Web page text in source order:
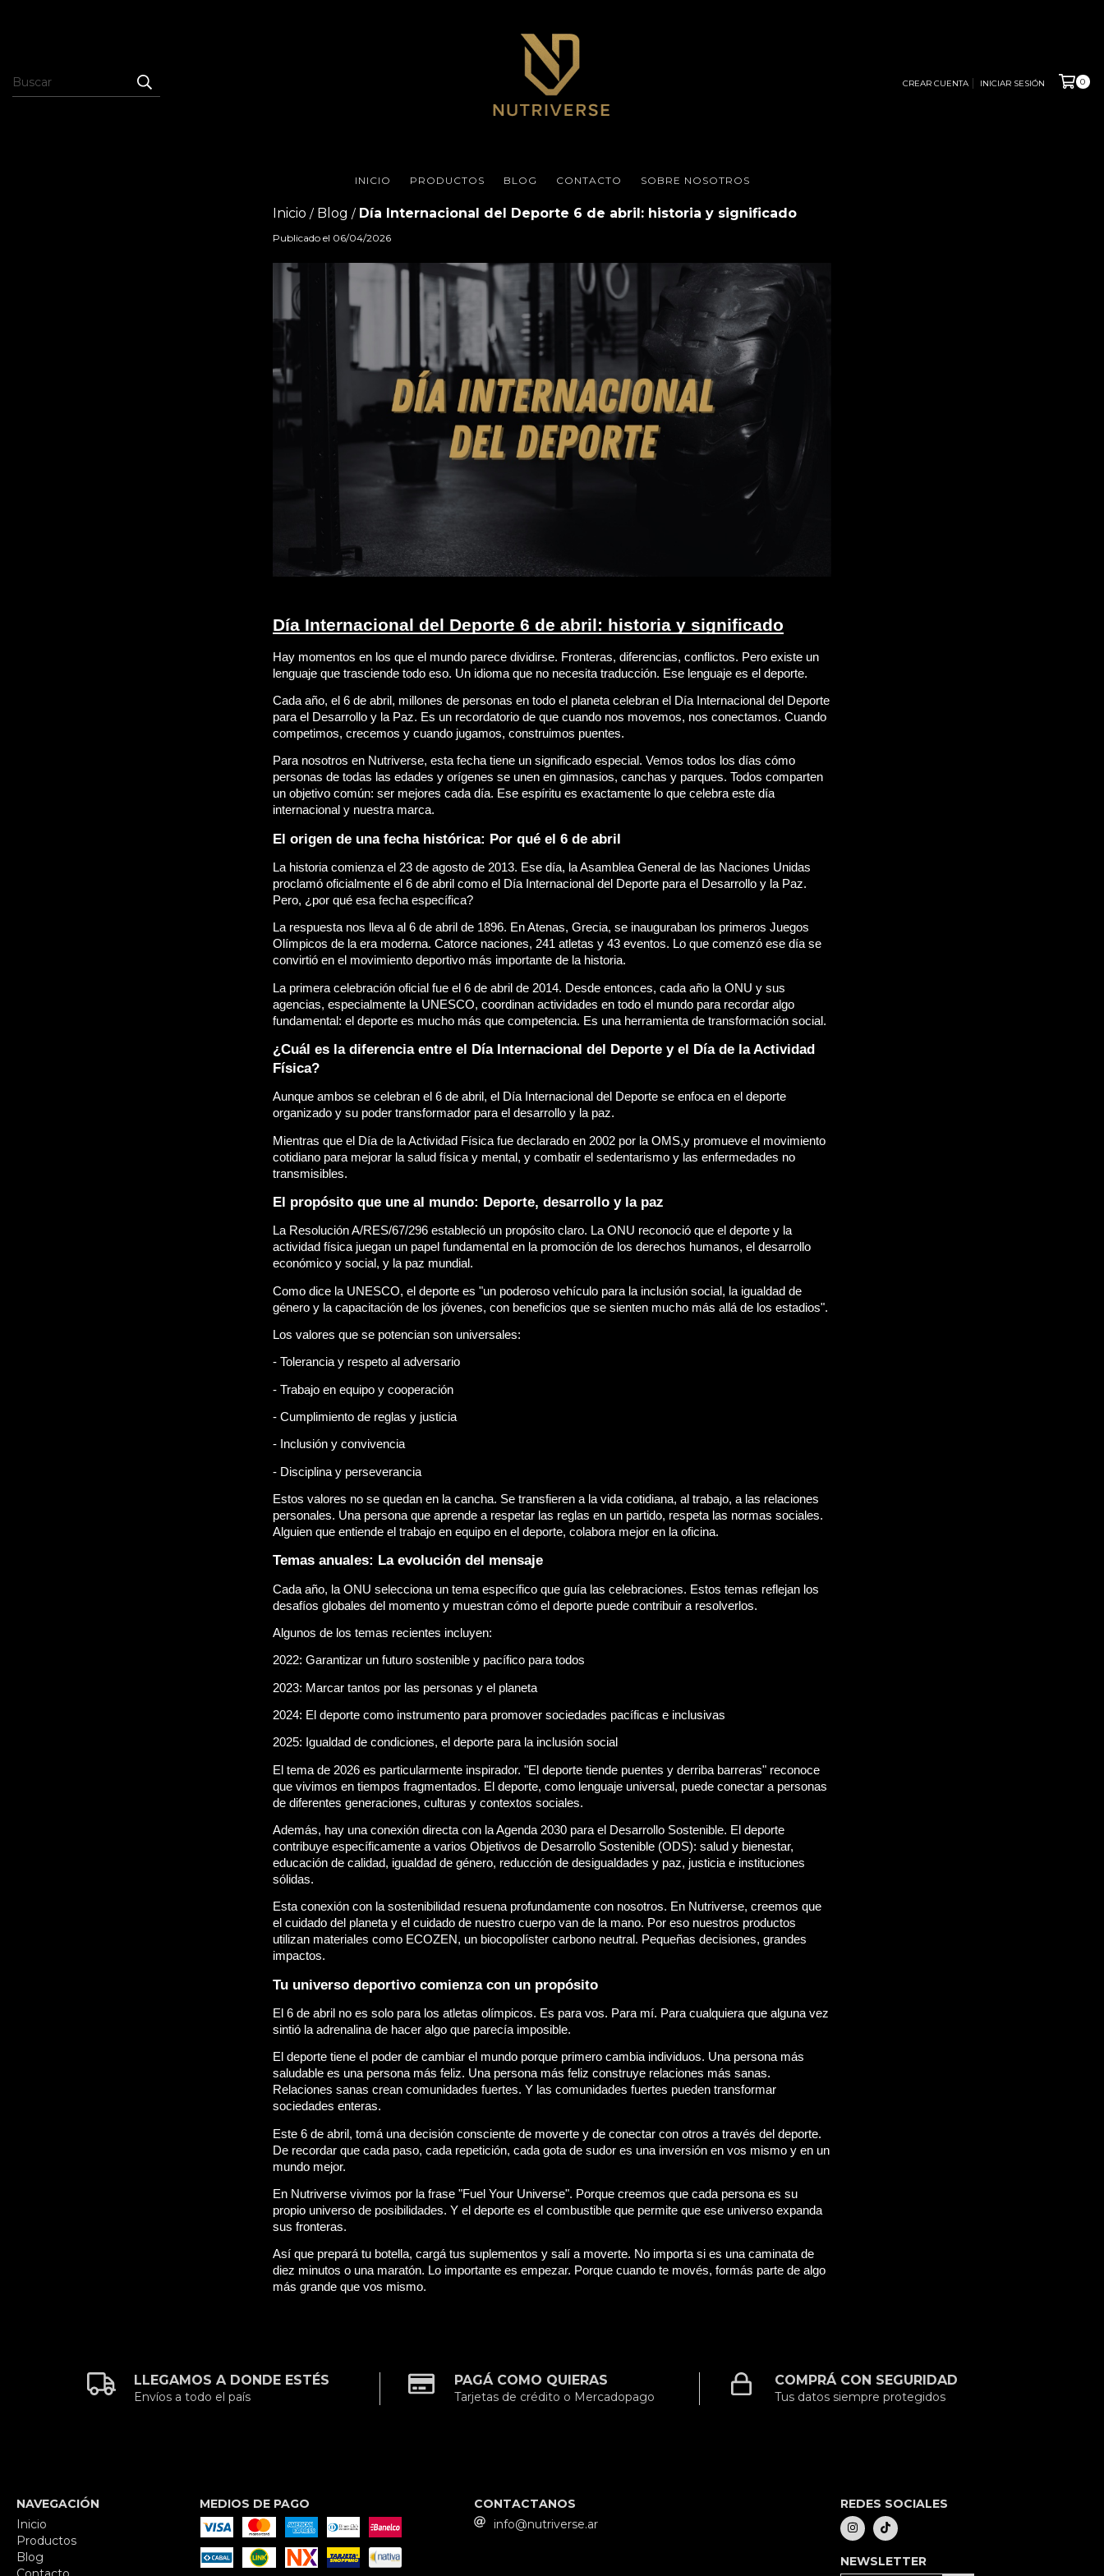
CREAR CUENTA INICIAR SESIÓN 0
INICIO PRODUCTOS BLOG CONTACTO SOBRE NOSOTROS
Inicio / Blog / Día Internacional del Deporte 6 de abril: historia y significado
Publicado el 06/04/2026
Día Internacional del Deporte 6 de abril: historia y significado
Hay momentos en los que el mundo parece dividirse. Fronteras, diferencias, conflictos. Pero existe un
lenguaje que trasciende todo eso. Un idioma que no necesita traducción. Ese lenguaje es el deporte.
Cada año, el 6 de abril, millones de personas en todo el planeta celebran el Día Internacional del Deporte
para el Desarrollo y la Paz. Es un recordatorio de que cuando nos movemos, nos conectamos. Cuando
competimos, crecemos y cuando jugamos, construimos puentes.
Para nosotros en Nutriverse, esta fecha tiene un significado especial. Vemos todos los días cómo
personas de todas las edades y orígenes se unen en gimnasios, canchas y parques. Todos comparten
un objetivo común: ser mejores cada día. Ese espíritu es exactamente lo que celebra este día
internacional y nuestra marca.
El origen de una fecha histórica: Por qué el 6 de abril
La historia comienza el 23 de agosto de 2013. Ese día, la Asamblea General de las Naciones Unidas
proclamó oficialmente el 6 de abril como el Día Internacional del Deporte para el Desarrollo y la Paz.
Pero, ¿por qué esa fecha específica?
La respuesta nos lleva al 6 de abril de 1896. En Atenas, Grecia, se inauguraban los primeros Juegos
Olímpicos de la era moderna. Catorce naciones, 241 atletas y 43 eventos. Lo que comenzó ese día se
convirtió en el movimiento deportivo más importante de la historia.
La primera celebración oficial fue el 6 de abril de 2014. Desde entonces, cada año la ONU y sus
agencias, especialmente la UNESCO, coordinan actividades en todo el mundo para recordar algo
fundamental: el deporte es mucho más que competencia. Es una herramienta de transformación social.
¿Cuál es la diferencia entre el Día Internacional del Deporte y el Día de la Actividad
Física?
Aunque ambos se celebran el 6 de abril, el Día Internacional del Deporte se enfoca en el deporte
organizado y su poder transformador para el desarrollo y la paz.
Mientras que el Día de la Actividad Física fue declarado en 2002 por la OMS,y promueve el movimiento
cotidiano para mejorar la salud física y mental, y combatir el sedentarismo y las enfermedades no
transmisibles.
El propósito que une al mundo: Deporte, desarrollo y la paz
La Resolución A/RES/67/296 estableció un propósito claro. La ONU reconoció que el deporte y la
actividad física juegan un papel fundamental en la promoción de los derechos humanos, el desarrollo
económico y social, y la paz mundial.
Como dice la UNESCO, el deporte es "un poderoso vehículo para la inclusión social, la igualdad de
género y la capacitación de los jóvenes, con beneficios que se sienten mucho más allá de los estadios".
Los valores que se potencian son universales:
- Tolerancia y respeto al adversario
- Trabajo en equipo y cooperación
- Cumplimiento de reglas y justicia
- Inclusión y convivencia
- Disciplina y perseverancia
Estos valores no se quedan en la cancha. Se transfieren a la vida cotidiana, al trabajo, a las relaciones
personales. Una persona que aprende a respetar las reglas en un partido, respeta las normas sociales.
Alguien que entiende el trabajo en equipo en el deporte, colabora mejor en la oficina.
Temas anuales: La evolución del mensaje
Cada año, la ONU selecciona un tema específico que guía las celebraciones. Estos temas reflejan los
desafíos globales del momento y muestran cómo el deporte puede contribuir a resolverlos.
Algunos de los temas recientes incluyen:
2022: Garantizar un futuro sostenible y pacífico para todos
2023: Marcar tantos por las personas y el planeta
2024: El deporte como instrumento para promover sociedades pacíficas e inclusivas
2025: Igualdad de condiciones, el deporte para la inclusión social
El tema de 2026 es particularmente inspirador. "El deporte tiende puentes y derriba barreras" reconoce
que vivimos en tiempos fragmentados. El deporte, como lenguaje universal, puede conectar a personas
de diferentes generaciones, culturas y contextos sociales.
Además, hay una conexión directa con la Agenda 2030 para el Desarrollo Sostenible. El deporte
contribuye específicamente a varios Objetivos de Desarrollo Sostenible (ODS): salud y bienestar,
educación de calidad, igualdad de género, reducción de desigualdades y paz, justicia e instituciones
sólidas.
Esta conexión con la sostenibilidad resuena profundamente con nosotros. En Nutriverse, creemos que
el cuidado del planeta y el cuidado de nuestro cuerpo van de la mano. Por eso nuestros productos
utilizan materiales como ECOZEN, un biocopolíster carbono neutral. Pequeñas decisiones, grandes
impactos.
Tu universo deportivo comienza con un propósito
El 6 de abril no es solo para los atletas olímpicos. Es para vos. Para mí. Para cualquiera que alguna vez
sintió la adrenalina de hacer algo que parecía imposible.
El deporte tiene el poder de cambiar el mundo porque primero cambia individuos. Una persona más
saludable es una persona más feliz. Una persona más feliz construye relaciones más sanas.
Relaciones sanas crean comunidades fuertes. Y las comunidades fuertes pueden transformar
sociedades enteras.
Este 6 de abril, tomá una decisión consciente de moverte y de conectar con otros a través del deporte.
De recordar que cada paso, cada repetición, cada gota de sudor es una inversión en vos mismo y en un
mundo mejor.
En Nutriverse vivimos por la frase "Fuel Your Universe". Porque creemos que cada persona es su
propio universo de posibilidades. Y el deporte es el combustible que permite que ese universo expanda
sus fronteras.
Así que prepará tu botella, cargá tus suplementos y salí a moverte. No importa si es una caminata de
diez minutos o una maratón. Lo importante es empezar. Porque cuando te movés, formás parte de algo
más grande que vos mismo.
LLEGAMOS A DONDE ESTÉS
Envíos a todo el país
PAGÁ COMO QUIERAS
Tarjetas de crédito o Mercadopago
COMPRÁ CON SEGURIDAD
Tus datos siempre protegidos
NAVEGACIÓN
Inicio
Productos
Blog
MEDIOS DE PAGO
CONTACTANOS
info@nutriverse.ar
REDES SOCIALES
NEWSLETTER